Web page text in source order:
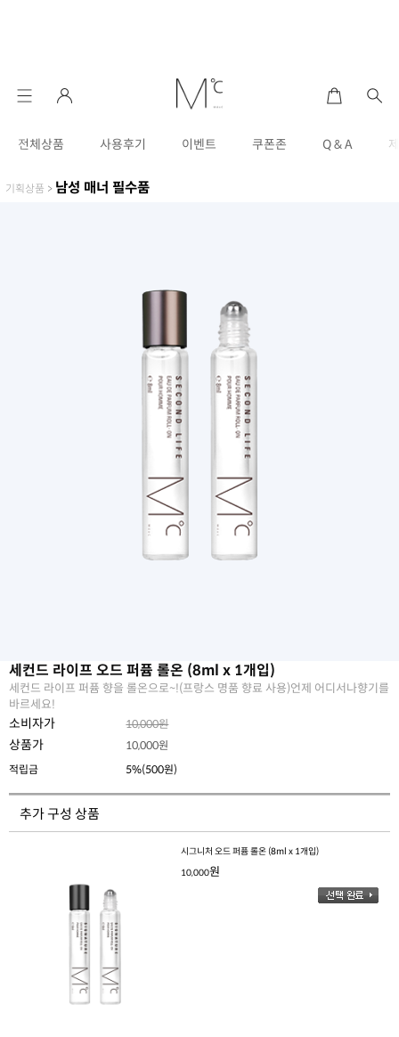
전체상품 사용후기 이벤트 쿠폰존 Q & A
기획상품 > 남성 매너 필수품
세컨드 라이프 오드 퍼퓸 롤온 (8ml x 1개입)
세컨드 라이프 퍼퓸 향을 롤온으로~!(프랑스 명품 향료 사용)언제 어디서나향기를
바르세요!
소비자가 10,000원
상품가 10,000원
적립금
5%(500원)
추가 구성 상품
시그니처 오드 퍼퓸 롤온 (8ml x 1개입)
10,000원